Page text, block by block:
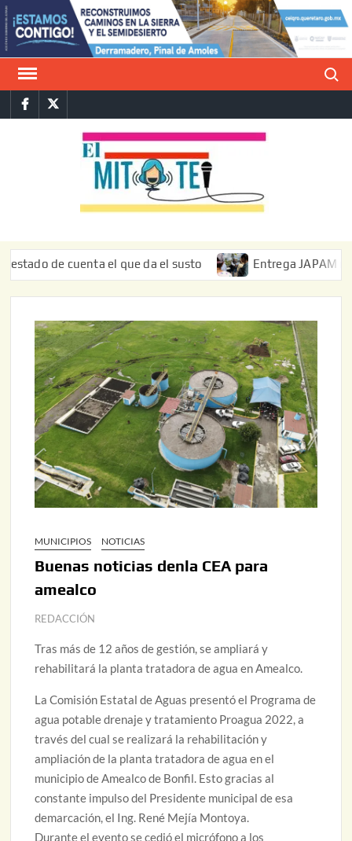
Saltar
al
contenido
FacebookTwitter
de cuenta el que da el susto Entrega JAPAM
MUNICIPIOS NOTICIAS
Buenas noticias denla CEA para
amealco
REDACCIÓN
Tras más de 12 años de gestión, se ampliará y
rehabilitará la planta tratadora de agua en Amealco.
La Comisión Estatal de Aguas presentó el Programa de
agua potable drenaje y tratamiento Proagua 2022, a
través del cual se realizará la rehabilitación y
ampliación de la planta tratadora de agua en el
municipio de Amealco de Bonfil. Esto gracias al
constante impulso del Presidente municipal de esa
demarcación, el Ing. René Mejía Montoya.
Durante el evento se cedió el micrófono a los